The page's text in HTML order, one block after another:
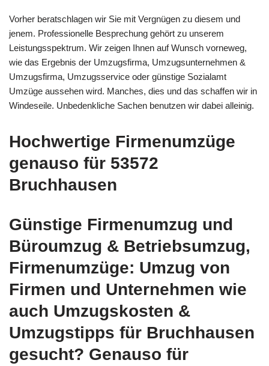
Vorher beratschlagen wir Sie mit Vergnügen zu diesem und
jenem. Professionelle Besprechung gehört zu unserem
Leistungsspektrum. Wir zeigen Ihnen auf Wunsch vorneweg,
wie das Ergebnis der Umzugsfirma, Umzugsunternehmen &
Umzugsfirma, Umzugsservice oder günstige Sozialamt
Umzüge aussehen wird. Manches, dies und das schaffen wir in
Windeseile. Unbedenkliche Sachen benutzen wir dabei alleinig.
Hochwertige Firmenumzüge
genauso für 53572
Bruchhausen
Günstige Firmenumzug und
Büroumzug & Betriebsumzug,
Firmenumzüge: Umzug von
Firmen und Unternehmen wie
auch Umzugskosten &
Umzugstipps für Bruchhausen
gesucht? Genauso für